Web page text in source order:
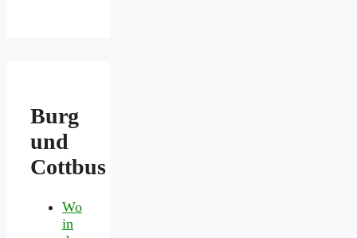
Burg
und
Cottbus
Wo
in